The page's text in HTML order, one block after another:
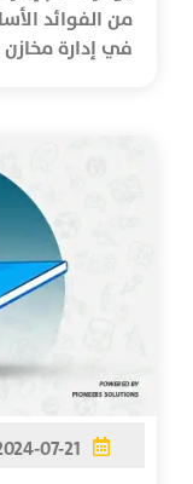
من الفوائد
07-21